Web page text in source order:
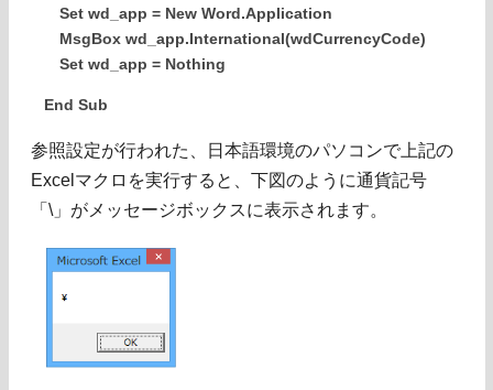
Set wd_app = New Word.Application
MsgBox wd_app.International(wdCurrencyCode)
Set wd_app = Nothing
End Sub
参照設定が行われた、日本語環境のパソコンで上記の
Excelマクロを実行すると、下図のように通貨記号
「\」がメッセージボックスに表示されます。